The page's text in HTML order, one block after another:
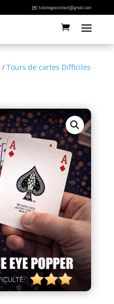
✉️ tutomagiecontact@gmail.com
/ Tours de cartes Difficiles